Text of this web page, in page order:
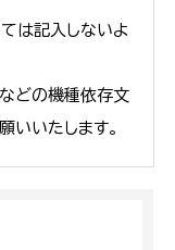
は記入しないよ
どの機種依存文
いいたします。